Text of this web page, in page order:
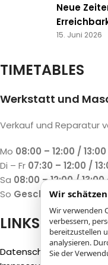
Neue
15. Juni 2026
TIMETABLES
Werkstatt und
Verkauf und Reparatur
Mo 08:00 – 12:00 / 13:00
Di – Fr 07:30 – 12:00 /
Sa 08:00 – 12:00 / 13:00
So Geschlossen
LINKS
Wir
Wir verwenden
verbessern,
bereitzustellen
analysieren.
Sie der